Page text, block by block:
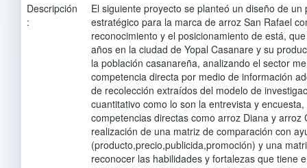
Descripción
:
El siguiente proyecto se planteó un diseño de un
estratégico para la marca de arroz San Rafael
reconocimiento y el posicionamiento de está,
años en la ciudad de Yopal Casanare y su
la población casanareña, analizando el sector
competencia directa por medio de información
de recolección extraídos del modelo de
cuantitativo como lo son la entrevista y
competencias directas como arroz Diana y arroz
realización de una matriz de comparación con
(producto,precio,publicida,promoción) y una
reconocer las habilidades y fortalezas que tiene